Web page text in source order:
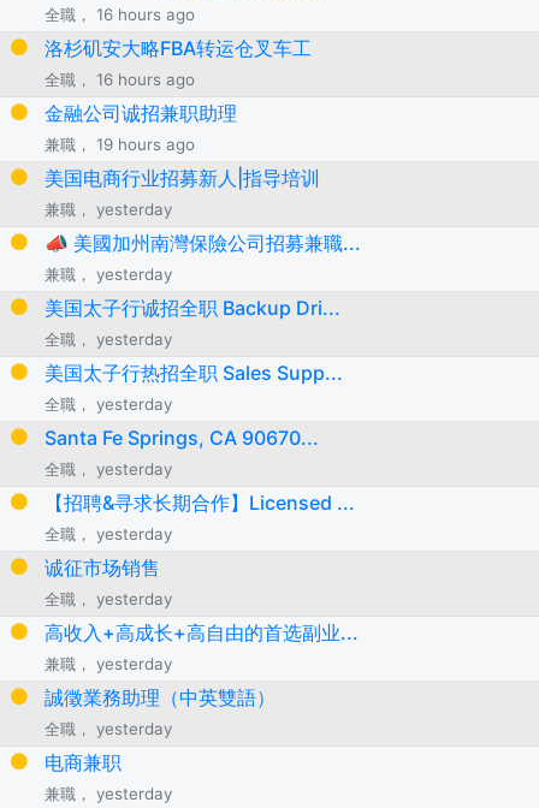
全職， 16 hours ago
洛杉矶安大略FBA转运仓叉车工
全職， 16 hours ago
金融公司诚招兼职助理
兼職， 19 hours ago
美国电商行业招募新人|指导培训
兼職， yesterday
📣 美國加州南灣保險公司招募兼職...
兼職， yesterday
美国太子行诚招全职 Backup Dri...
全職， yesterday
美国太子行热招全职 Sales Supp...
全職， yesterday
Santa Fe Springs, CA 90670...
全職， yesterday
【招聘&寻求长期合作】Licensed ...
全職， yesterday
诚征市场销售
全職， yesterday
高收入+高成长+高自由的首选副业...
兼職， yesterday
誠徵業務助理（中英雙語）
全職， yesterday
电商兼职
兼職， yesterday